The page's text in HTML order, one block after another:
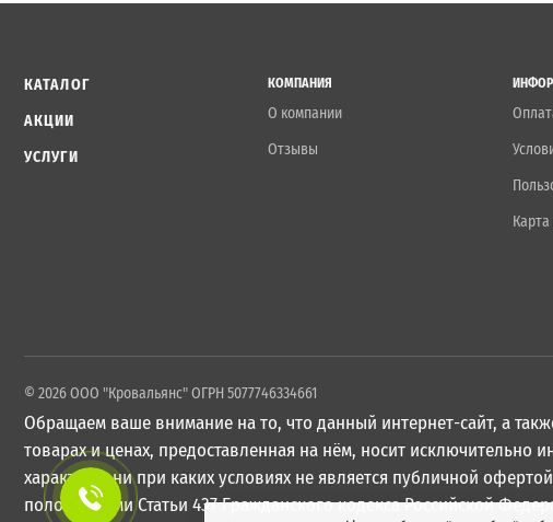
КАТАЛОГ
АКЦИИ
УСЛУГИ
КОМПАНИЯ
О компании
Отзывы
© 2026 ООО "Кровальянс" ОГРН 5077746334661
Обращаем ваше внимание на то, что данный интернет-сайт, а
товарах и ценах, предоставленная на нём, носит исключительно
характер и ни при каких условиях не является публичной
положениями Статьи 437 Гражданского кодекса Российской